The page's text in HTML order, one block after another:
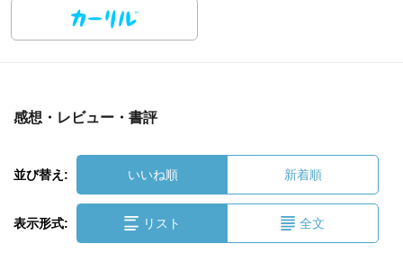
感想・レビュー・書評
並び替え: いいね順 新着順
表示形式: リスト 全文